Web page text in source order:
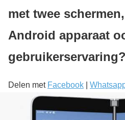
met twee
Android apparaat
gebruikerservaring?
Delen met Facebook